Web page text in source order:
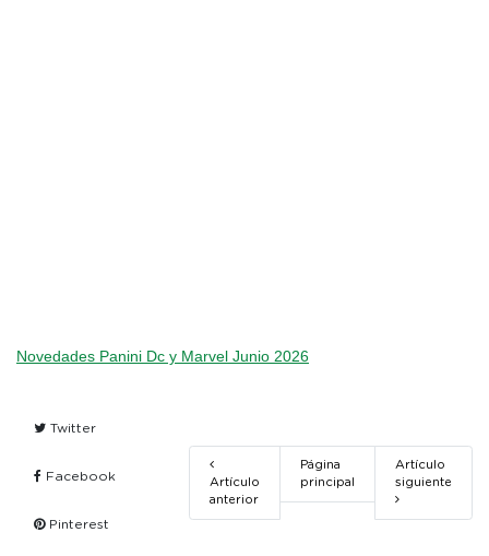
Novedades Panini Dc y Marvel Junio 2026
Twitter
Facebook
Pinterest
Artículo
anterior
Página
principal
Artículo
siguiente